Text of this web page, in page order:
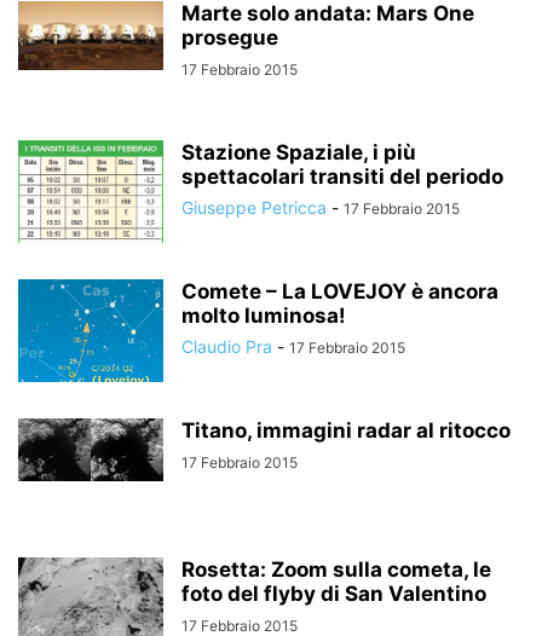
Marte solo andata: Mars One
prosegue
17 Febbraio 2015
Stazione Spaziale, i più
spettacolari transiti del periodo
Giuseppe Petricca - 17 Febbraio 2015
Comete – La LOVEJOY è ancora
molto luminosa!
Claudio Pra - 17 Febbraio 2015
Titano, immagini radar al ritocco
17 Febbraio 2015
Rosetta: Zoom sulla cometa, le
foto del flyby di San Valentino
17 Febbraio 2015